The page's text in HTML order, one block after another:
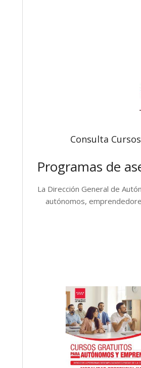
Consulta
Programas de
La Dirección General de
autónomos,